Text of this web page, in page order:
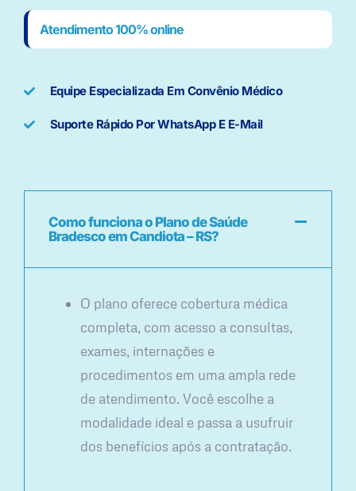
Atendimento 100% online
Equipe Especializada Em Convênio Médico
Suporte Rápido Por WhatsApp E E-Mail
Como funciona o Plano de Saúde
Bradesco em Candiota – RS?
O plano oferece cobertura médica
completa, com acesso a consultas,
exames, internações e
procedimentos em uma ampla rede
de atendimento. Você escolhe a
modalidade ideal e passa a usufruir
dos benefícios após a contratação.